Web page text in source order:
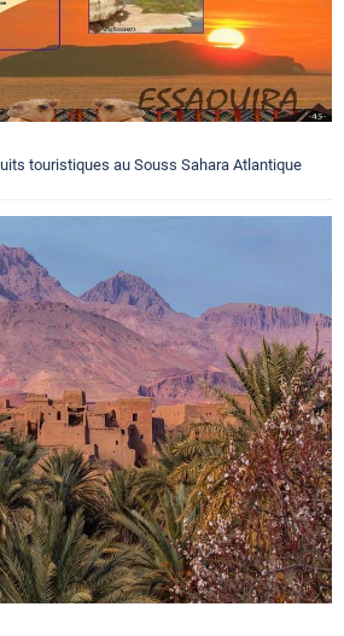
touristiques au Souss Sahara Atlantique